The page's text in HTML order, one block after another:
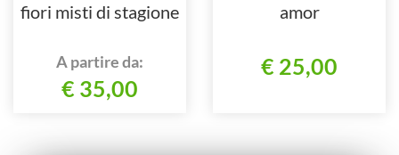
fiori misti di stagione
A partire da:
€ 35,00
amor
€ 25,00